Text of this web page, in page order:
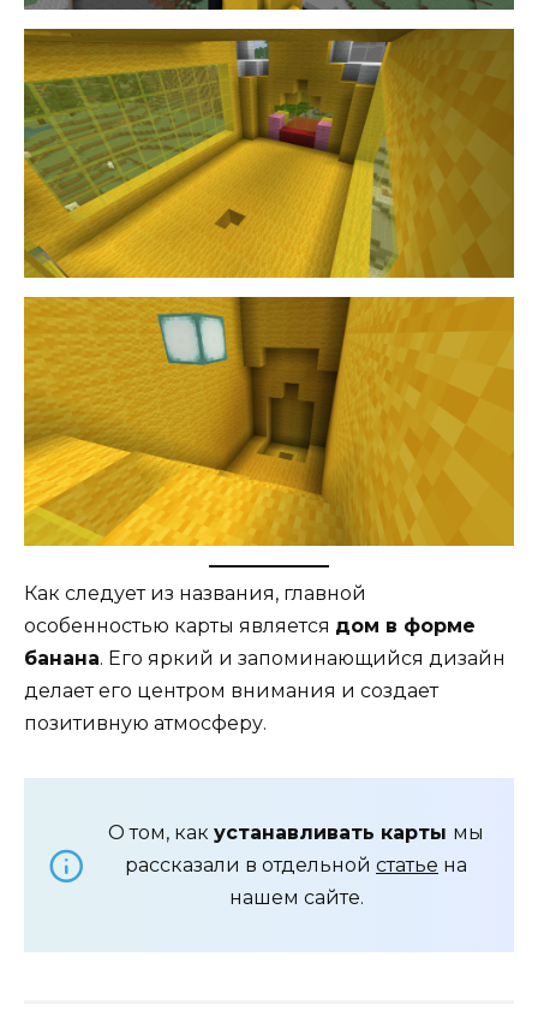
Как следует из названия, главной
особенностью карты является дом в форме
банана. Его яркий и запоминающийся дизайн
делает его центром внимания и создает
позитивную атмосферу.
О том, как устанавливать карты мы
рассказали в отдельной статье на
нашем сайте.